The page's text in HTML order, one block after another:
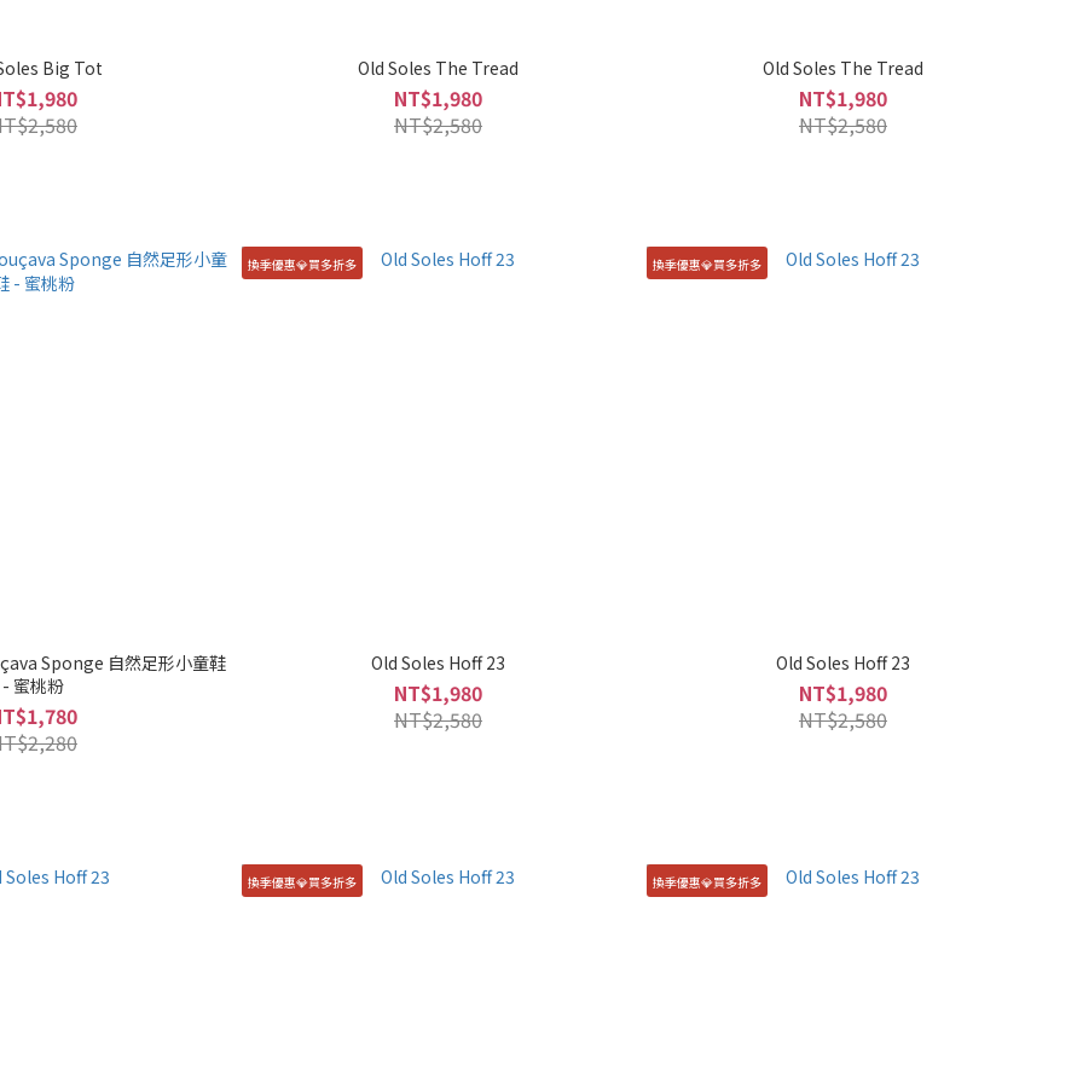
Big Tot Old Soles The Tread
NT$1,980
NT$2,580
Old Soles The Tread
NT$1,980
NT$2,580
Sponge 自然足形小童鞋
- 蜜桃粉
換季優惠💎買多折多
Old Soles Hoff 23
NT$1,980
NT$2,580
換季優惠💎買多折多
Old Soles Hoff 23
NT$1,980
NT$2,580
換季優惠💎買多折多 換季優惠💎買多折多